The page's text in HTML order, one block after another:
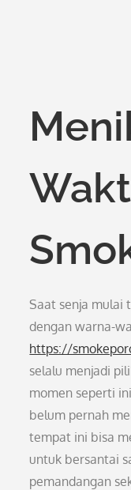
Saat senja mulai
dengan warna-
https://
selalu menjadi
momen seperti
belum pernah
tempat ini bisa
untuk bersantai
pemandangan